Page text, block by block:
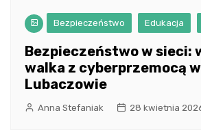
Bezpieczeństwo Edukacja
Bezpieczeństwo w sieci:
walka z cyberprzemocą w
Lubaczowie
Anna Stefaniak 28 kwietnia